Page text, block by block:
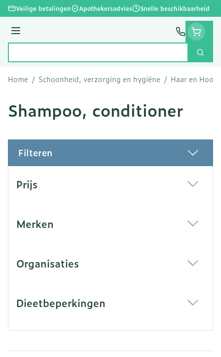
Ga naar de inhoud
Veilige betalingen Apothekersadvies Snelle beschikbaarheid
Menu
Zoek
Home / Schoonheid, verzorging en hygiëne / Haar en Hoofd
Shampoo, conditioner
Filteren
Prijs
Merken
Organisaties
Dieetbeperkingen